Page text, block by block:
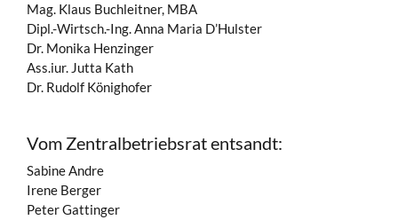
Mag. Klaus Buchleitner, MBA
Dipl.-Wirtsch.-Ing. Anna Maria D’Hulster
Dr. Monika Henzinger
Ass.iur. Jutta Kath
Dr. Rudolf Könighofer
Vom Zentralbetriebsrat entsandt:
Sabine Andre
Irene Berger
Peter Gattinger